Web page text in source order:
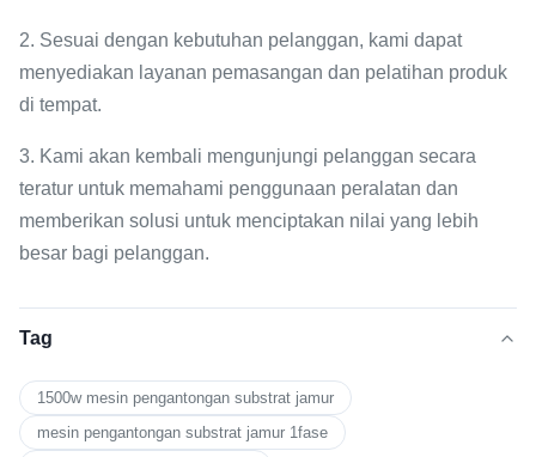
2. Sesuai dengan kebutuhan pelanggan, kami dapat
menyediakan layanan pemasangan dan pelatihan produk
di tempat.
3. Kami akan kembali mengunjungi pelanggan secara
teratur untuk memahami penggunaan peralatan dan
memberikan solusi untuk menciptakan nilai yang lebih
besar bagi pelanggan.
Tag
1500w mesin pengantongan substrat jamur
mesin pengantongan substrat jamur 1fase